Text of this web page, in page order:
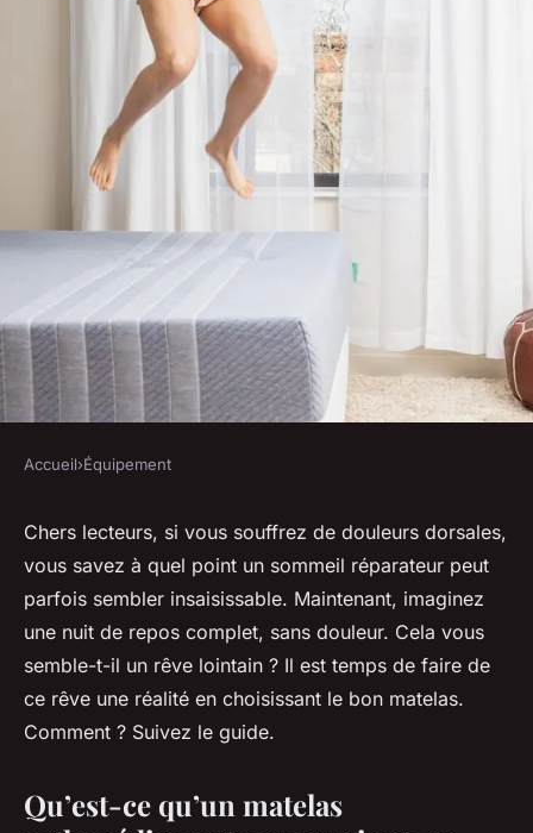
ÉQUIPEMENT
Comment choisir un matelas
orthopédique pour soulager
les problèmes de dos ?
Tom•30 avril 2024•6 min de lecture
Accueil›Équipement
Chers lecteurs, si vous souffrez de douleurs dorsales,
vous savez à quel point un sommeil réparateur peut
parfois sembler insaisissable. Maintenant, imaginez
une nuit de repos complet, sans douleur. Cela vous
semble-t-il un rêve lointain ? Il est temps de faire de
ce rêve une réalité en choisissant le bon matelas.
Comment ? Suivez le guide.
Qu’est-ce qu’un matelas